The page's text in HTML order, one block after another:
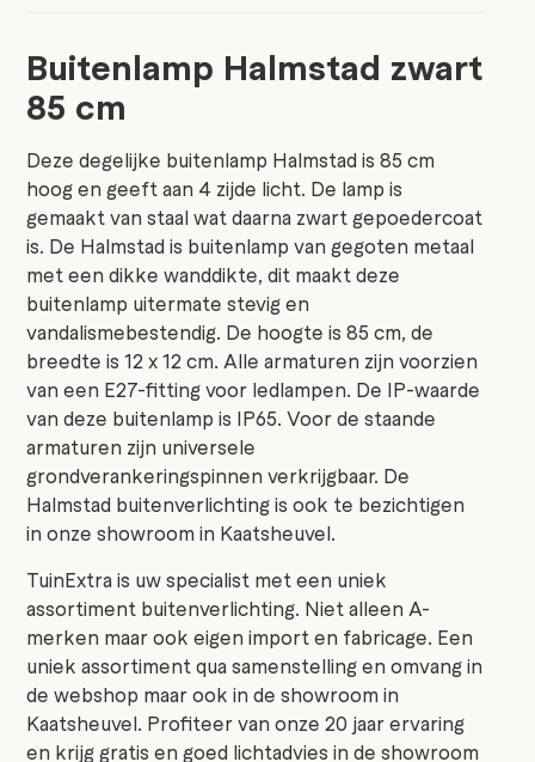
Buitenlamp Halmstad zwart
85 cm
Deze degelijke buitenlamp Halmstad is 85 cm
hoog en geeft aan 4 zijde licht. De lamp is
gemaakt van staal wat daarna zwart gepoedercoat
is. De Halmstad is buitenlamp van gegoten metaal
met een dikke wanddikte, dit maakt deze
buitenlamp uitermate stevig en
vandalismebestendig. De hoogte is 85 cm, de
breedte is 12 x 12 cm. Alle armaturen zijn voorzien
van een E27-fitting voor ledlampen. De IP-waarde
van deze buitenlamp is IP65. Voor de staande
armaturen zijn universele
grondverankeringspinnen verkrijgbaar. De
Halmstad buitenverlichting is ook te bezichtigen
in onze showroom in Kaatsheuvel.
TuinExtra is uw specialist met een uniek
assortiment buitenverlichting. Niet alleen A-
merken maar ook eigen import en fabricage. Een
uniek assortiment qua samenstelling en omvang in
de webshop maar ook in de showroom in
Kaatsheuvel. Profiteer van onze 20 jaar ervaring
en krijg gratis en goed lichtadvies in de showroom